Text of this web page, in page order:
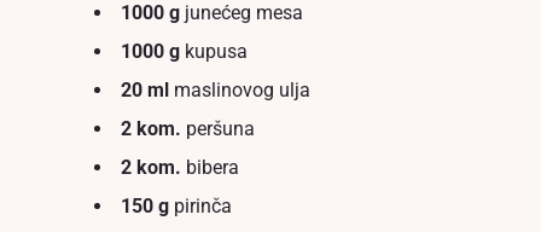
1000 g junećeg mesa
1000 g kupusa
20 ml maslinovog ulja
2 kom. peršuna
2 kom. bibera
150 g pirinča